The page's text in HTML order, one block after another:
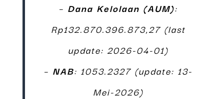
– Dana Kelolaan (AUM):
Rp132.870.396.873,27 (last
update: 2026-04-01)
– NAB: 1053.2327 (update: 13-
Mei-2026)